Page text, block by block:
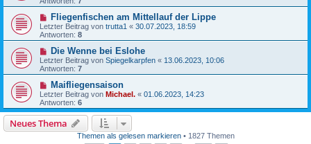
Fliegenfischen am Mittellauf der Lippe
Letzter Beitrag von trutta1 « 30.07.2023, 18:59
Antworten: 8
Die Wenne bei Eslohe
Letzter Beitrag von Spiegelkarpfen « 13.06.2023, 10:06
Antworten: 7
Maifliegensaison
Letzter Beitrag von Michael. « 01.06.2023, 14:23
Antworten: 6
Neues Thema
Themen als gelesen markieren• 1827 Themen